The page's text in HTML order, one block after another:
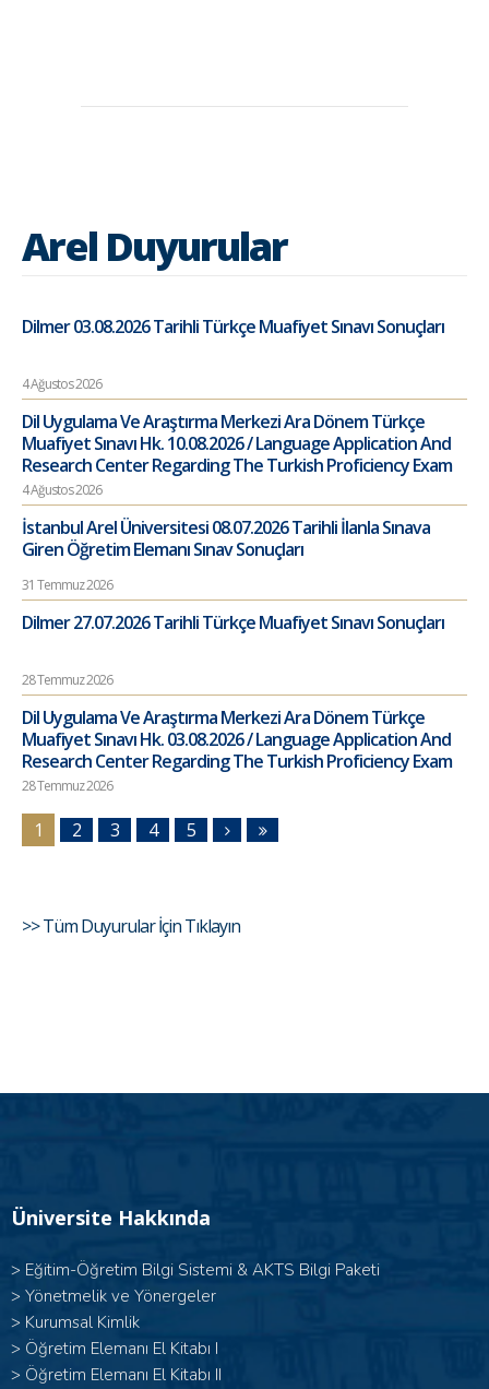
Arel Duyurular
Dilmer 03.08.2026 Tarihli Türkçe Muafiyet Sınavı Sonuçları
4 Ağustos 2026
Dil Uygulama Ve Araştırma Merkezi Ara Dönem Türkçe
Muafiyet Sınavı Hk. 10.08.2026 / Language Application And
Research Center Regarding The Turkish Proficiency Exam
4 Ağustos 2026
İstanbul Arel Üniversitesi 08.07.2026 Tarihli İlanla Sınava
Giren Öğretim Elemanı Sınav Sonuçları
31 Temmuz 2026
Dilmer 27.07.2026 Tarihli Türkçe Muafiyet Sınavı Sonuçları
28 Temmuz 2026
Dil Uygulama Ve Araştırma Merkezi Ara Dönem Türkçe
Muafiyet Sınavı Hk. 03.08.2026 / Language Application And
Research Center Regarding The Turkish Proficiency Exam
28 Temmuz 2026
1 2 3 4 5
>> Tüm Duyurular İçin Tıklayın
Üniversite Hakkında
> Eğitim-Öğretim Bilgi Sistemi & AKTS Bilgi Paketi
> Yönetmelik ve Yönergeler
> Kurumsal Kimlik
> Öğretim Elemanı El Kitabı I
> Öğretim Elemanı El Kitabı II